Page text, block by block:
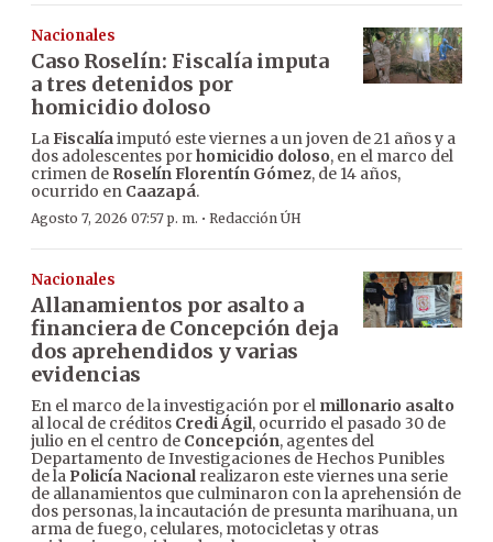
Nacionales
Caso Roselín: Fiscalía imputa
a tres detenidos por
homicidio doloso
LaFiscalíaimputó este viernes a un joven de 21 años y a
dos adolescentes porhomicidio doloso, en el marco del
crimen de Roselín Florentín Gómez, de 14 años,
ocurrido en Caazapá.
Agosto 7, 2026 07:57 p. m. · Redacción ÚH
Nacionales
Allanamientos por asalto a
financiera de Concepción deja
dos aprehendidos y varias
evidencias
En el marco de la investigación por el millonario asalto
al local de créditos Credi Ágil, ocurrido el pasado 30 de
julio en el centro de Concepción, agentes del
Departamento de Investigaciones de Hechos Punibles
de la Policía Nacionalrealizaron este viernes una serie
de allanamientos que culminaron con la aprehensión de
dos personas, la incautación de presunta marihuana, un
arma de fuego, celulares, motocicletas y otras